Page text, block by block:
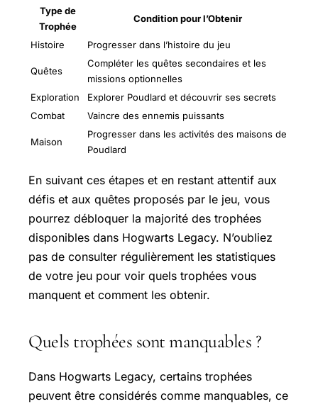
Type de
Trophée
Condition pour l’Obtenir
Histoire Progresser dans l’histoire du jeu
Quêtes
Compléter les quêtes secondaires et les
missions optionnelles
Exploration
Explorer Poudlard et découvrir ses secrets
Combat
Vaincre des ennemis puissants
Maison
Progresser dans les activités des maisons de
Poudlard
En suivant ces étapes et en restant attentif aux
défis et aux quêtes proposés par le jeu, vous
pourrez débloquer la majorité des trophées
disponibles dans Hogwarts Legacy. N’oubliez
pas de consulter régulièrement les statistiques
de votre jeu pour voir quels trophées vous
manquent et comment les obtenir.
Quels trophées sont manquables ?
Dans Hogwarts Legacy, certains trophées
peuvent être considérés comme manquables, ce